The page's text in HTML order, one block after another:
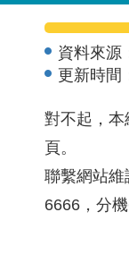
資料來源
更新時間
對不起，本
頁。
聯繫網站
6666，分